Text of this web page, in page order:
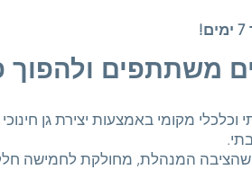
משתתפים ולהפוך
וכלכלי מקומי באמצעות יצירת גן
שהציבה המנהלת, מחולקת לחמישה